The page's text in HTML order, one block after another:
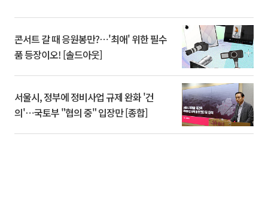
콘서트 갈 때 응원봉만?⋯'최애' 위한 필수
품 등장이오! [솔드아웃]
서울시, 정부에 정비사업 규제 완화 '건
의'⋯국토부 "협의 중" 입장만 [종합]